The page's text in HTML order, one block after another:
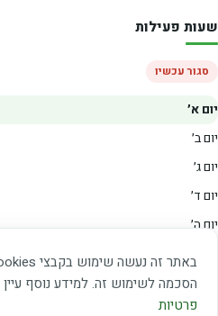
הסכמה לשימוש זה. למידע נוסף עיין
פרטיות
שעות פעילות
סגור עכשיו
יום א׳
יום ב׳
יום ג׳
יום ד׳
יום ה׳
שבת